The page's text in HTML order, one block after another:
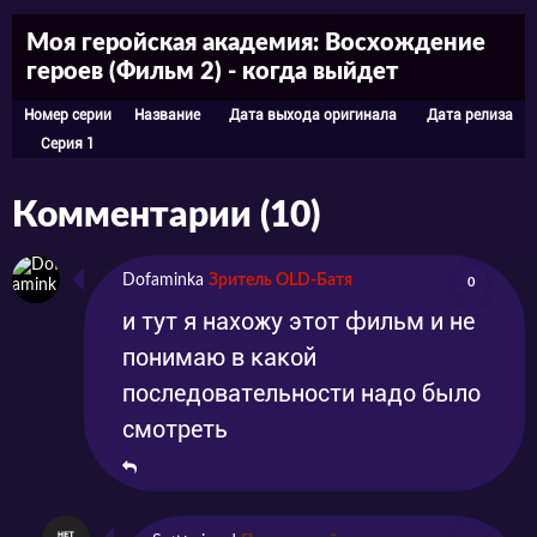
требует силы каждого героя. Однако, вместо
объединения против злодеев, борцы со злом
решают начать употреблять новый наркотик,
выкачивающий все суперспособности.
Моя геройская академия: Восхождение
героев (Фильм 2) - когда выйдет
Номер серии Название Дата выхода оригинала
Дата релиза
Серия 1
Комментарии (10)
Dofaminka Зритель OLD-Батя 0
и тут я нахожу этот фильм и не
понимаю в какой
последовательности надо было
смотреть